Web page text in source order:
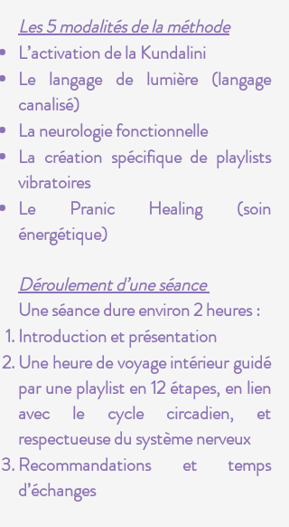
Les 5 modalités de la méthode
L’activation de la Kundalini
Le langage de lumière (langage
canalisé)
La neurologie fonctionnelle
La création spécifique de playlists
vibratoires
Le Pranic Healing (soin
énergétique)
Déroulement d’une séance
Une séance dure environ 2 heures :
Introduction et présentation
Une heure de voyage intérieur guidé
par une playlist en 12 étapes, en lien
avec le cycle circadien, et
respectueuse du système nerveux
Recommandations et temps
d’échanges